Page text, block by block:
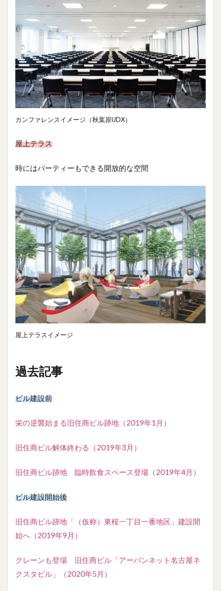
カンファレンスイメージ（秋葉原UDX）
屋上テラス
時にはパーティーもできる開放的な空間
屋上テラスイメージ
過去記事
ビル建設前
栄の逆襲始まる旧住商ビル跡地（2019年1月）
旧住商ビル解体終わる（2019年3月）
旧住商ビル跡地 臨時飲食スペース登場（2019年4月）
ビル建設開始後
旧住商ビル跡地「（仮称）東桜一丁目一番地区」建設開
始へ（2019年9月）
クレーンも登場 旧住商ビル「アーバンネット名古屋ネ
クスタビル」（2020年5月）